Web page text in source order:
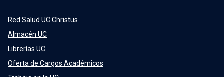
Red Salud UC Christus
Almacén UC
Librerías UC
Oferta de Cargos Académicos